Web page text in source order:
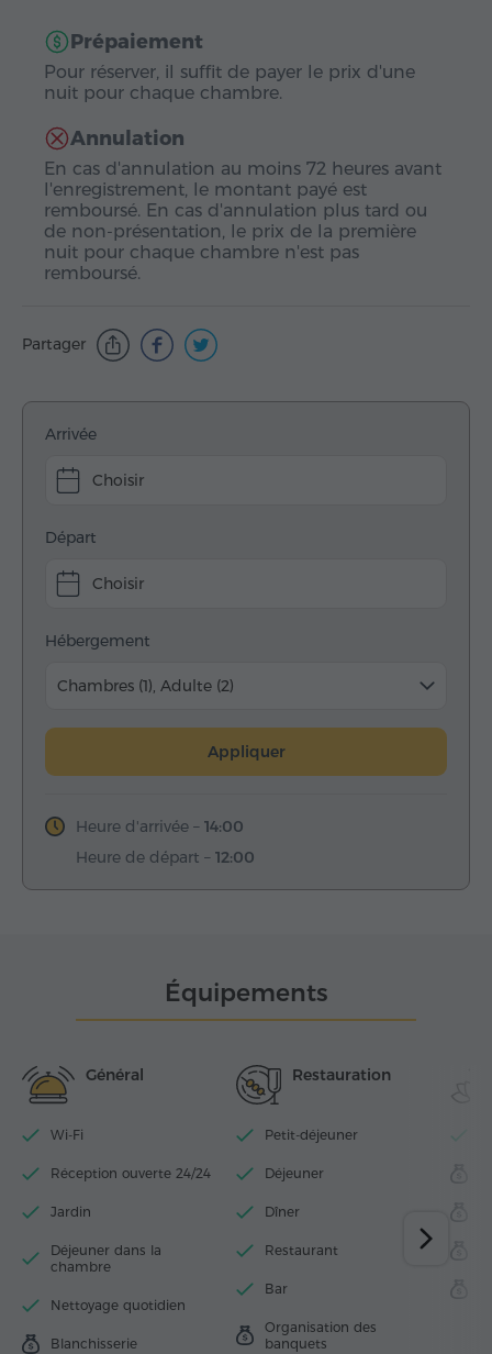
Prépaiement
Pour réserver, il suffit de payer le prix d'une
nuit pour chaque chambre.
Annulation
En cas d'annulation au moins 72 heures avant
l'enregistrement, le montant payé est
remboursé. En cas d'annulation plus tard ou
de non-présentation, le prix de la première
nuit pour chaque chambre n'est pas
remboursé.
Partager
Arrivée
Choisir
Départ
Choisir
Hébergement
Chambres (1), Adulte (2)
Appliquer
Heure d'arrivée – 14:00
Heure de départ – 12:00
Équipements
Général
Wi-Fi
Réception ouverte 24/24
Jardin
Déjeuner dans la
chambre
Nettoyage quotidien
Blanchisserie
Restauration
Petit-déjeuner
Déjeuner
Dîner
Restaurant
Bar
Organisation des
banquets